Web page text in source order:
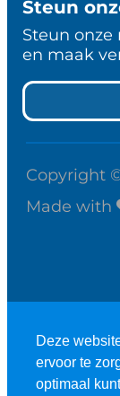
Deze
ervoor te
optimaal
Steun
Steun
en maak
Copyright
Made with